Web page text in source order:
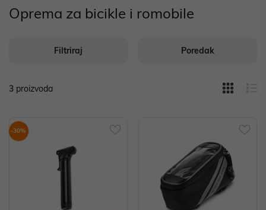
Oprema za bicikle i romobile
Filtriraj Poredak
3 proizvoda
-30%